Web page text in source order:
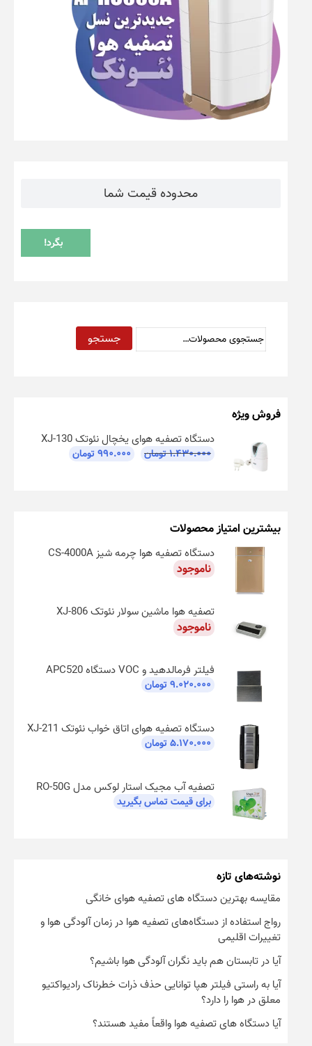
محدوده قیمت شما
بگرد!
جستجو
برای:
جستجو
فروش ویژه
دستگاه تصفیه هوای یخچال نئوتک XJ-130
۱.۴۳۰.۰۰۰تومان
قیمت
۹۹۰.۰۰۰ تومان
بیشترین امتیاز محصولات
دستگاه تصفیه هوا چرمه شیز CS-4000A
ناموجود
تصفیه هوا ماشین سولار نئوتک XJ-806
ناموجود
فیلتر فرمالدهید و VOC دستگاه APC520
۹.۰۲۰.۰۰۰ تومان
دستگاه تصفیه هوای اتاق خواب نئوتک XJ-211
۵.۱۷۰.۰۰۰ تومان
تصفیه آب مجیک استار لوکس مدل RO-50G
برای قیمت تماس بگیرید
نوشته‌های تازه
مقایسه بهترین دستگاه های تصفیه هوای خانگی
رواج استفاده از دستگاه‌های تصفیه هوا در زمان آلودگی هوا و
تغییرات اقلیمی
آیا در تابستان هم باید نگران آلودگی هوا باشیم؟
آیا به راستی فیلتر هپا توانایی حذف ذرات خطرناک رادیواکتیو
معلق در هوا را دارد؟
آیا دستگاه های تصفیه هوا واقعاً مفید هستند؟